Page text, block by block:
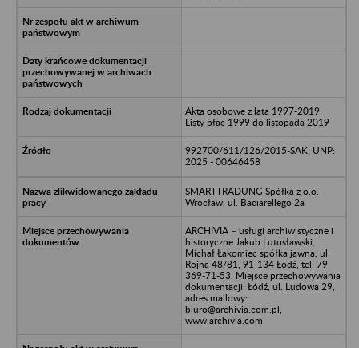
Akta osobowe z lata 1997-2019;
Listy płac 1999 do listopada 2019
992700/611/126/2015-SAK; UNP:
2025 - 00646458
SMARTTRADUNG Spółka z o.o. -
Wrocław, ul. Baciarellego 2a
ARCHIVIA – usługi archiwistyczne i
historyczne Jakub Lutosławski,
Michał Łakomiec spółka jawna, ul.
Rojna 48/81, 91-134 Łódź, tel. 79
369-71-53. Miejsce przechowywania
dokumentacji: Łódź, ul. Ludowa 29,
adres mailowy:
biuro@archivia.com.pl,
www.archivia.com